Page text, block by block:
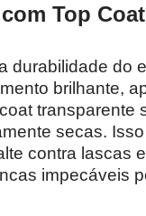
Top
durabilidade do
brilhante,
transparente
secas.
contra lascas
impecáveis